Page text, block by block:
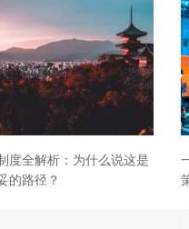
度全解析：为什么说这是
的路径？